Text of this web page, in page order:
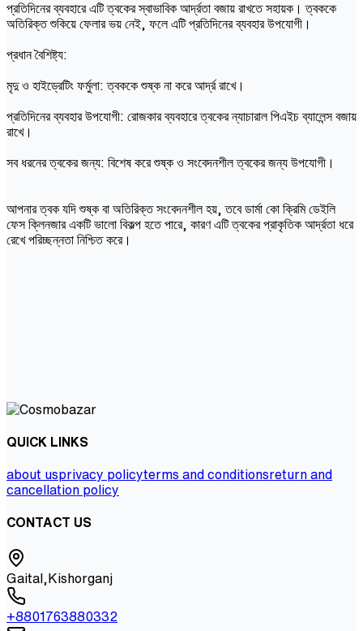
প্রতিদিনের ব্যবহারে এটি ত্বকের স্বাভাবিক আর্দ্রতা বজায় রাখতে সহায়ক। ত্বককে
অতিরিক্ত শুকিয়ে ফেলার ভয় নেই, ফলে এটি প্রতিদিনের ব্যবহার উপযোগী।
প্রধান বৈশিষ্ট্য:
মৃদু ও হাইড্রেটিং ফর্মুলা: ত্বককে শুষ্ক না করে আর্দ্র রাখে।
প্রতিদিনের ব্যবহার উপযোগী: রোজকার ব্যবহারে ত্বকের ন্যাচারাল পিএইচ ব্যালেন্স বজায়
রাখে।
সব ধরনের ত্বকের জন্য: বিশেষ করে শুষ্ক ও সংবেদনশীল ত্বকের জন্য উপযোগী।
আপনার ত্বক যদি শুষ্ক বা অতিরিক্ত সংবেদনশীল হয়, তবে ডার্মা কো ক্রিমি ডেইলি
ফেস ক্লিনজার একটি ভালো বিকল্প হতে পারে, কারণ এটি ত্বকের প্রাকৃতিক আর্দ্রতা ধরে
রেখে পরিচ্ছন্নতা নিশ্চিত করে।
QUICK LINKS
about usprivacy policyterms and conditionsreturn and
cancellation policy
CONTACT US
Gaital,Kishorganj
+8801763880332